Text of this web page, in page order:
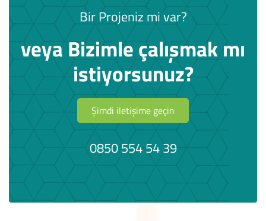
Bir Projeniz mi var?
veya Bizimle çalışmak mı
istiyorsunuz?
Şimdi iletişime geçin
0850 554 54 39